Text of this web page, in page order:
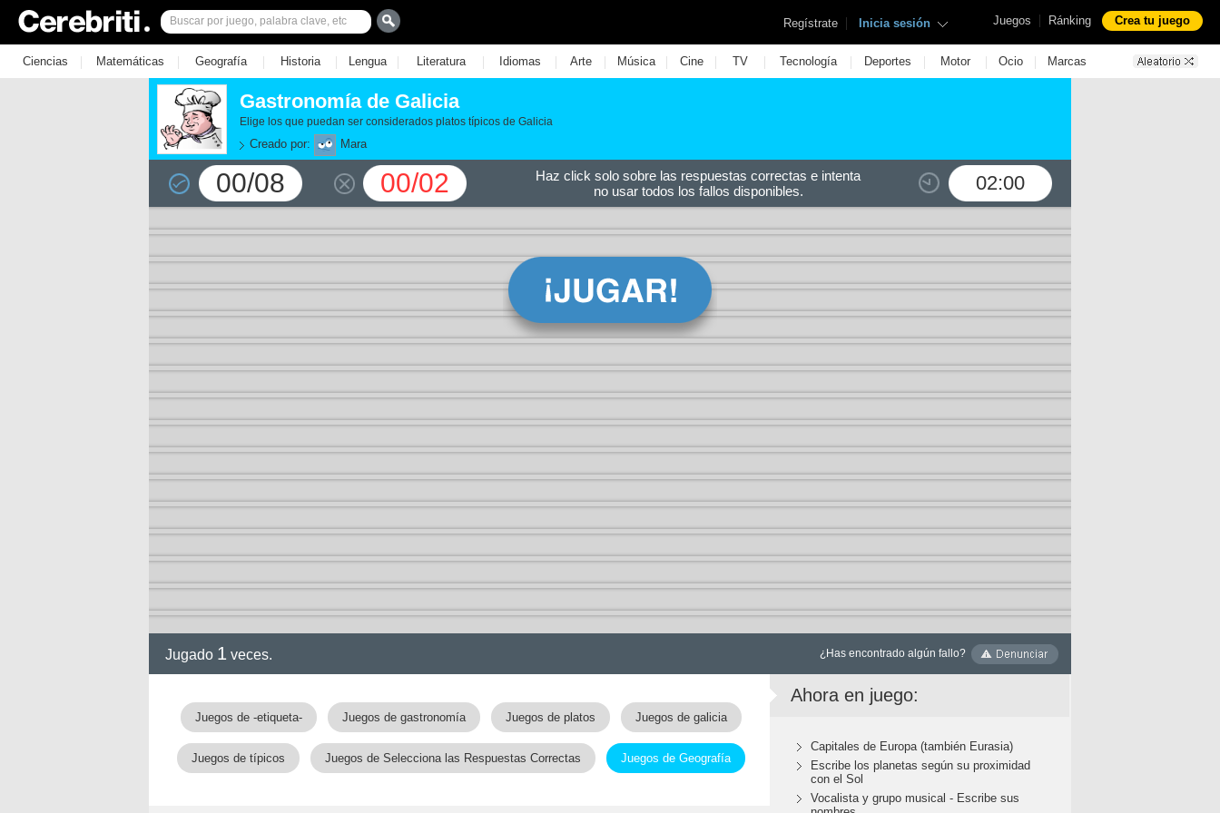
Juegos | Ránking Crea tu juego
Regístrate | Inicia sesión
Ciencias | Matemáticas | Geografía | Historia | Lengua | Literatura | Idiomas | Arte | Música | Cine | TV | Tecnología | Deportes | Motor | Ocio | Marcas
Gastronomía de Galicia
Elige los que puedan ser considerados platos típicos de Galicia
Creado por: Mara
00/08 00/02 02:00
Haz click solo sobre las respuestas correctas e intenta
no usar todos los fallos disponibles.
Jugado 1 veces. ¿Has encontrado algún fallo?
Juegos de -etiqueta- Juegos de gastronomía Juegos de platos Juegos de galicia
Juegos de típicos Juegos de Selecciona las Respuestas Correctas Juegos de Geografía
Ahora en juego:
Capitales de Europa (también Eurasia)
Escribe los planetas según su proximidad
con el Sol
Vocalista y grupo musical - Escribe sus